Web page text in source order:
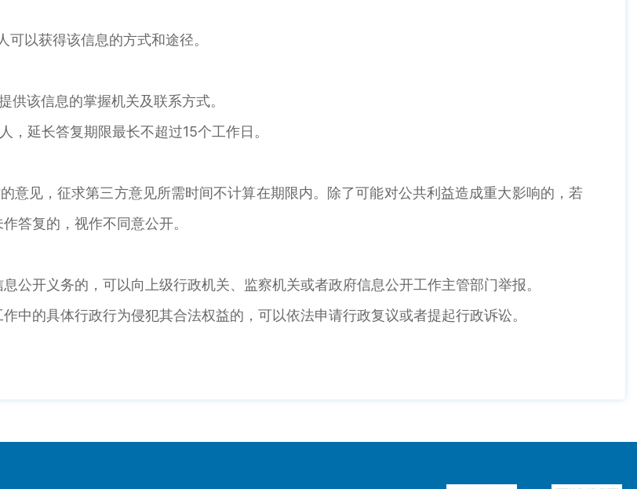
以获得该信息的方式和途径。
该信息的掌握机关及联系方式。
延长答复期限最长不超过15个工作日。
意见，征求第三方意见所需时间不计算在期限内。除了可能对公共利益造成重大影响的，若
答复的，视作不同意公开。
公开义务的，可以向上级行政机关、监察机关或者政府信息公开工作主管部门举报。
中的具体行政行为侵犯其合法权益的，可以依法申请行政复议或者提起行政诉讼。